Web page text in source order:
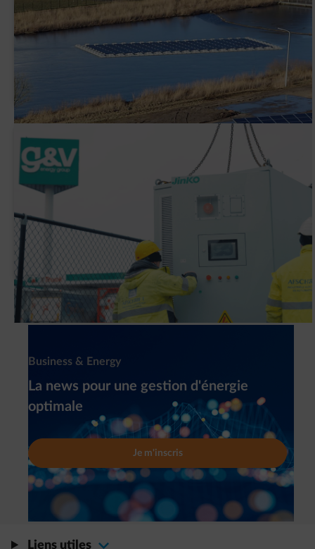
AVK Plastics signe un contrat PPA avec
Pourquoi G&V a-t-elle installé un système
de batteries intelligent (BESS) ?
Newsletter
Business & Energy
La news pour une gestion d'énergie
optimale
Je m'inscris
Liens utiles